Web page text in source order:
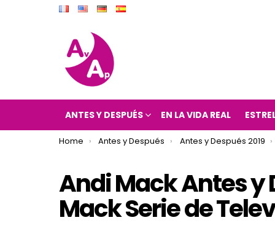
ANTES Y DESPUÉS EN LA VIDA REAL
You are here:
Home Antes y Después Antes y Después 2019
Andi Mack Antes y
Mack Serie de